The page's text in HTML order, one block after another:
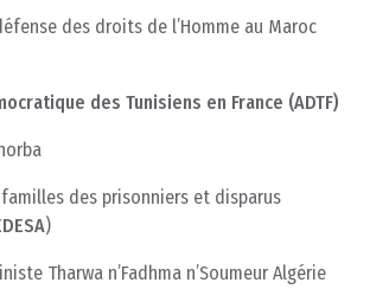
des droits de l’Homme au Maroc
des Tunisiens en France (ADTF)
des prisonniers et disparus
)
Tharwa n’Fadhma n’Soumeur Algérie